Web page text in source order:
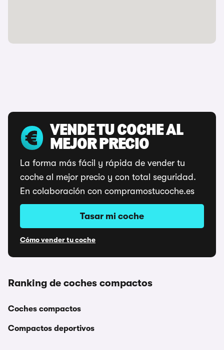
VENDE TU COCHE AL
MEJOR PRECIO
La forma más fácil y rápida de vender tu
coche al mejor precio y con total seguridad.
En colaboración con compramostucoche.es
Tasar mi coche
Cómo vender tu coche
Ranking de coches compactos
Coches compactos
Compactos deportivos